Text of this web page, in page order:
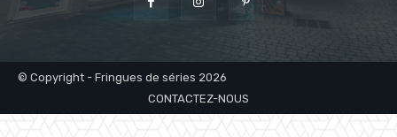
© Copyright - Fringues de séries 2026
CONTACTEZ-NOUS